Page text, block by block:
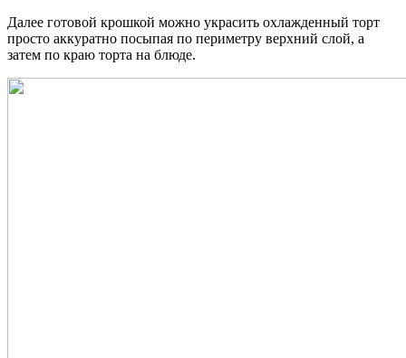
Далее готовой крошкой можно украсить охлажденный торт
просто аккуратно посыпая по периметру верхний слой, а
затем по краю торта на блюде.